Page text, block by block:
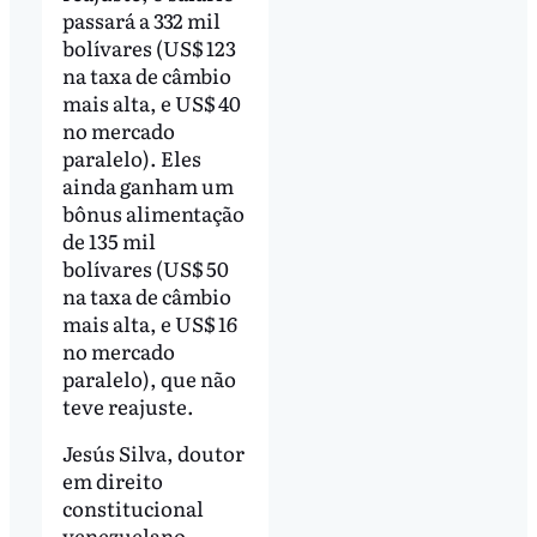
passará a 332 mil
bolívares (US$ 123
na taxa de câmbio
mais alta, e US$ 40
no mercado
paralelo). Eles
ainda ganham um
bônus alimentação
de 135 mil
bolívares (US$ 50
na taxa de câmbio
mais alta, e US$ 16
no mercado
paralelo), que não
teve reajuste.
Jesús Silva, doutor
em direito
constitucional